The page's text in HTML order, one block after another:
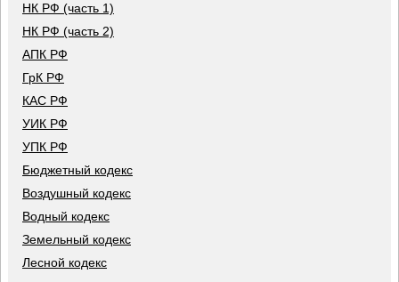
НК РФ (часть 1)
НК РФ (часть 2)
АПК РФ
ГрК РФ
КАС РФ
УИК РФ
УПК РФ
Бюджетный кодекс
Воздушный кодекс
Водный кодекс
Земельный кодекс
Лесной кодекс